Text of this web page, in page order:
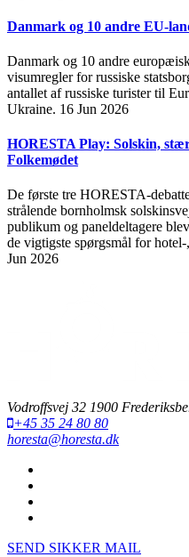
Danmark og 10 andre EU-
Danmark og 10 andre
visumregler for russiske
antallet af russiske turister til
Ukraine. 16 Jun 2026
HORESTA Play: Solskin,
Folkemødet
De første tre HORESTA-
strålende bornholmsk
publikum og paneldeltagere
de vigtigste spørgsmål for
Jun 2026
Vodroffsvej 32 1900
+45 35 24 80 80
horesta@horesta.dk
SEND SIKKER MAIL